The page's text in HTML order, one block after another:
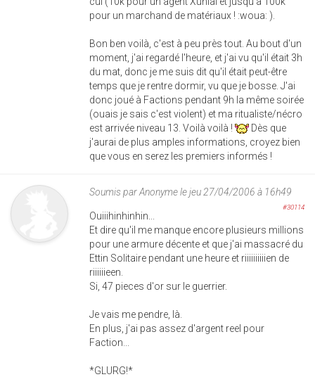
pour un marchand de matériaux ! :woua: ).
Bon ben voilà, c'est à peu près tout. Au bout d'un
moment, j'ai regardé l'heure, et j'ai vu qu'il était 3h
du mat, donc je me suis dit qu'il était peut-être
temps que je rentre dormir, vu que je bosse. J'ai
donc joué à Factions pendant 9h la même soirée
(ouais je sais c'est violent) et ma ritualiste/nécro
est arrivée niveau 13. Voilà voilà !
Dès que
j'aurai de plus amples informations, croyez bien
que vous en serez les premiers informés !
Soumis parAnonymele jeu 27/04/2006 à 16h49
#30114
Ouiiihinhinhin...
Et dire qu'il me manque encore plusieurs millions
pour une armure décente et que j'ai massacré du
Ettin Solitaire pendant une heure et riiiiiiiiiien de
riiiiiieen.
Si, 47 pieces d'or sur le guerrier.
Je vais me pendre, là.
En plus, j'ai pas assez d'argent reel pour
Faction...
*GLURG!*